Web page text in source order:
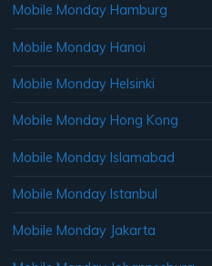
Mobile Monday Hamburg
Mobile Monday Hanoi
Mobile Monday Helsinki
Mobile Monday Hong Kong
Mobile Monday Islamabad
Mobile Monday Istanbul
Mobile Monday Jakarta